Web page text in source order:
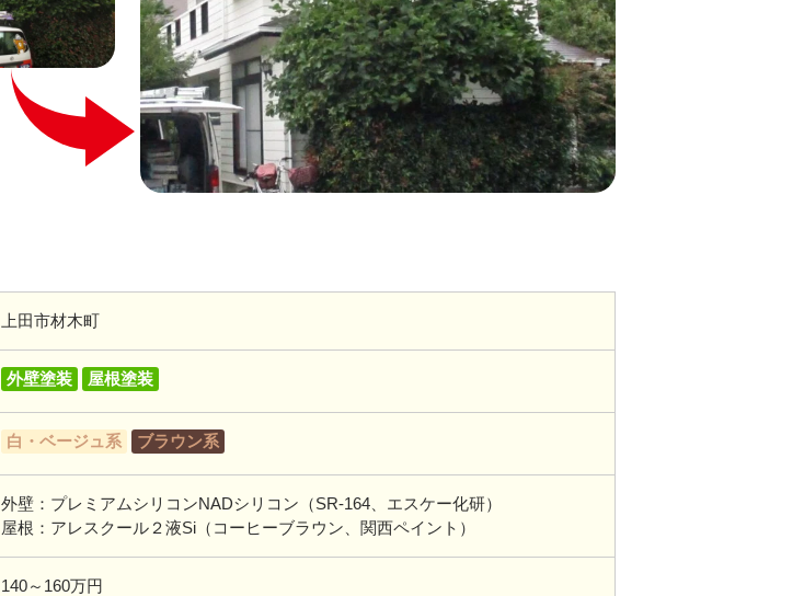
上田市材木町
外壁塗装 屋根塗装
白・ベージュ系 ブラウン系
外壁：プレミアムシリコンNADシリコン（SR-164、エスケー化研）
屋根：アレスクール２液Si（コーヒーブラウン、関西ペイント）
140～160万円